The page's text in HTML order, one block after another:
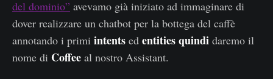
del dominio” avevamo già iniziato ad immaginare di
dover realizzare un chatbot per la bottega del caffè
annotando i primi intents ed entities quindi daremo il
nome di Coffee al nostro Assistant.